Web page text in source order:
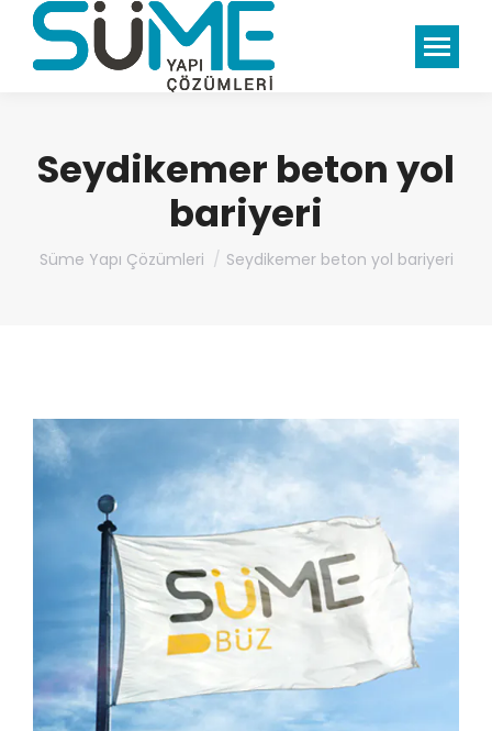
Seydikemer beton yol
bariyeri
You are here:
Süme Yapı Çözümleri Seydikemer beton yol bariyeri